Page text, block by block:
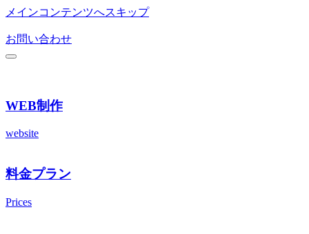
メインコンテンツへスキップ
お問い合わせ
WEB制作
website
料金プラン
Prices